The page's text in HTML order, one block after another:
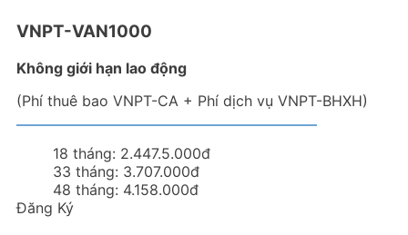
VNPT-VAN1000
Không giới hạn lao động
(Phí thuê bao VNPT-CA + Phí dịch vụ VNPT-BHXH)
18 tháng: 2.447.5.000đ
33 tháng: 3.707.000đ
48 tháng: 4.158.000đ
Đăng Ký